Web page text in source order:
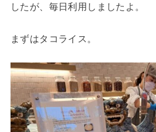
したが、毎日利用しましたよ。
まずはタコライス。